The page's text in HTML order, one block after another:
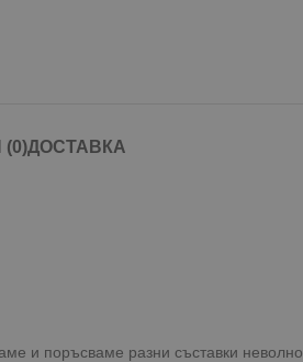
ДОСТАВКА
и поръсваме разни съставки неволно.